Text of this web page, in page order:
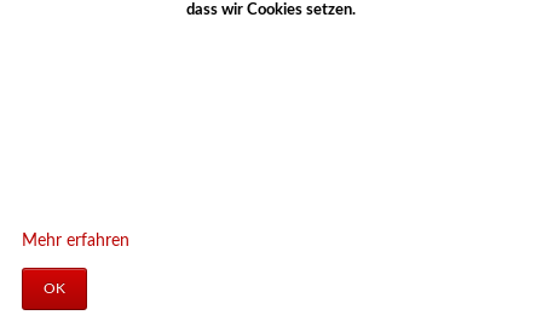
dass wir Cookies setzen.
Mehr erfahren
OK